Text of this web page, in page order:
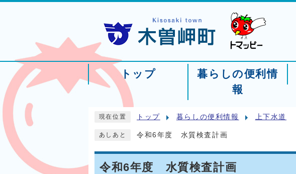
トップ
暮らしの便利情
報
現在位置 トップ 暮らしの便利情報 上下水道
あしあと 令和6年度 水質検査計画
令和6年度 水質検査計画